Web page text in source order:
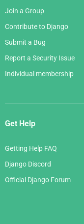
Join a Group
Contribute to Django
Submit a Bug
Report a Security Issue
Individual membership
Get Help
Getting Help FAQ
Django Discord
Official Django Forum